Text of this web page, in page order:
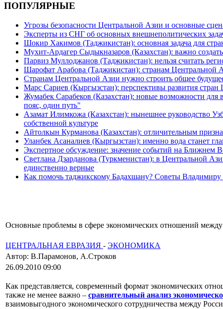
ПОПУЛЯРНЫЕ
Угрозы безопасности Центральной Азии и основные
Эксперты из СНГ об основных внешнеполитических
Шокир Хакимов (Таджикистан): основная задача для
Мухит-Ардагер Сыдыкназаров (Казахстан): важно
Парвиз Муллоджанов (Таджикистан): нельзя считать
Шарофат Арабова (Таджикистан): странам
Странам Центральной Азии нужно строить общее
Марс Сариев (Кыргызстан): перспективы развития
Жумабек Сарабеков (Казахстан): новые возможности
пояс, один путь"
Азамат Илимкожа (Казахстан): нынешнее руководство
собственной культуре
Айтолкын Курманова (Казахстан): отличительным
Уланбек Асаналиев (Кыргызстан): именно вода станет
Экспертное обсуждение: значение событий на
Светлана Дзарданова (Туркменистан): в Центральной
единственно верные
Как помочь таджикскому Бадахшану? Советы
Основные проблемы в сфере экономических отношений
ЦЕНТРАЛЬНАЯ ЕВРАЗИЯ - ЭКОНОМИКА
Автор: В.Парамонов, А.Строков
26.09.2010 09:00
Как представляется, современный формат экономических
также не менее важно – сравнительный анализ
взаимовыгодного экономического сотрудничества между